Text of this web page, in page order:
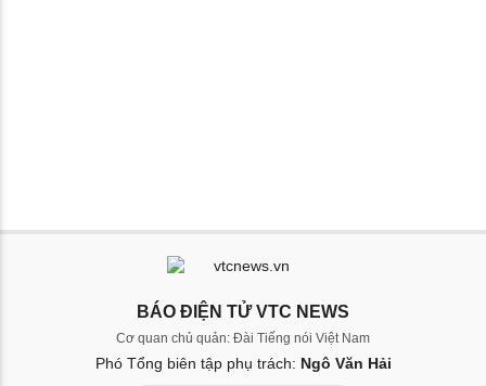
BÁO ĐIỆN TỬ VTC NEWS
Cơ quan chủ quản: Đài Tiếng nói Việt Nam
Phó Tổng biên tập phụ trách: Ngô Văn Hải